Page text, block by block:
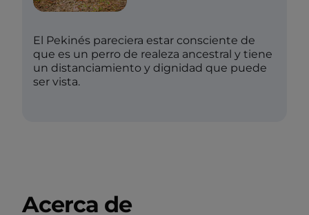
El Pekinés pareciera estar consciente de
que es un perro de realeza ancestral y tiene
un distanciamiento y dignidad que puede
ser vista.
Acerca de